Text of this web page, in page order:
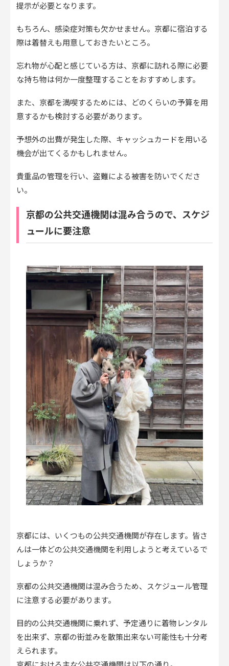
提示が必要となります。
もちろん、感染症対策も欠かせません。京都に宿泊する
際は着替えも用意しておきたいところ。
忘れ物が心配と感じている方は、京都に訪れる際に必要
な持ち物は何か一度整理することをおすすめします。
また、京都を満喫するためには、どのくらいの予算を用
意するかも検討する必要があります。
予想外の出費が発生した際、キャッシュカードを用いる
機会が出てくるかもしれません。
貴重品の管理を行い、盗難による被害を防いでくださ
い。
京都の公共交通機関は混み合うので、スケジ
ュールに要注意
京都には、いくつもの公共交通機関が存在します。皆さ
んは一体どの公共交通機関を利用しようと考えているで
しょうか？
京都の公共交通機関は混み合うため、スケジュール管理
に注意する必要があります。
目的の公共交通機関に乗れず、予定通りに着物レンタル
を出来ず、京都の街並みを散策出来ない可能性も十分考
えられます。